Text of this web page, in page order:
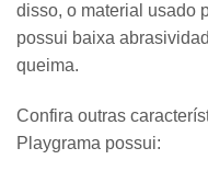
disso, o material usado
possui baixa
queima.
Confira outras
Playgrama possui: